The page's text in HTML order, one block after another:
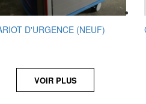
D'URGENCE (NEUF)
VOIR PLUS